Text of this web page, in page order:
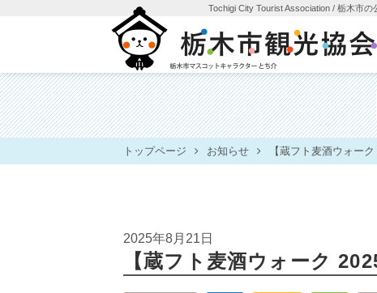
Tochigi City Tourist Association / 栃木市の
トップページ お知らせ 【蔵フト麦酒ウォー
2025年8月21日
【蔵フト麦酒ウォーク